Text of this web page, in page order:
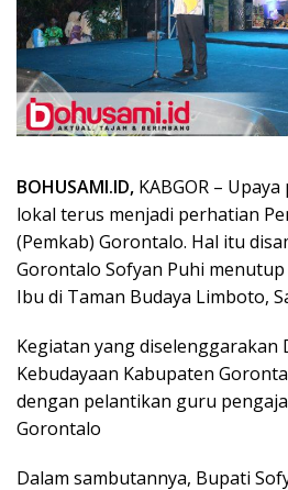
BOHUSAMI.ID, KABGOR –
lokal terus menjadi perhatian
(Pemkab) Gorontalo. Hal itu
Gorontalo Sofyan Puhi
Ibu di Taman Budaya Limboto,
Kegiatan yang diselenggarakan
Kebudayaan Kabupaten
dengan pelantikan guru
Gorontalo
Dalam sambutannya, Bupati